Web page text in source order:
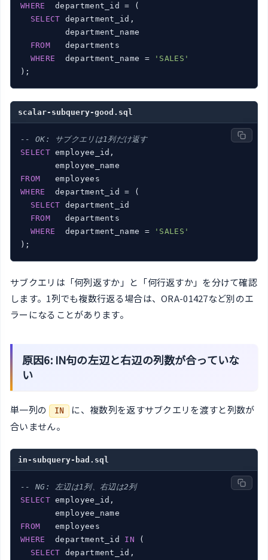
WHERE
  department_id = (
SELECT department_id,
         department_name
FROM
   departments
WHERE
  department_name =
'SALES'
scalar-subquery-good.sql
-- OK: サブクエリは1列だけ返す
SELECT employee_id,
FROM
WHERE
  department_id = (
SELECT department_id
FROM
   departments
WHERE
  department_name =
'SALES'
サブクエリは「何列返すか」と「何行返すか」を分けて確認
します。1列でも複数行返る場合は、ORA-01427など別のエ
ラーになることがあります。
原因6: IN句の左辺と右辺の列数が合っていな
い
単一列の IN
に、複数列を返すサブクエリを渡すと列数が
合いません。
in-subquery-bad.sql
-- NG: 左辺は1列、右辺は2列
SELECT employee_id,
FROM
WHERE
  department_id
IN (
SELECT department_id,